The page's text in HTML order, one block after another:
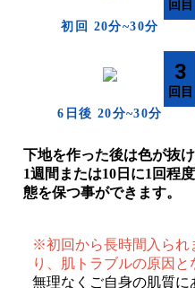
初回 20分~30分
3
6日後 20分~30分
下地を作った後は色が抜
1週間または10日に1回程
態を保つ事ができます。
※初回から長時間入られ
り、肌トラブルの原因と
無理なくご自身の肌質